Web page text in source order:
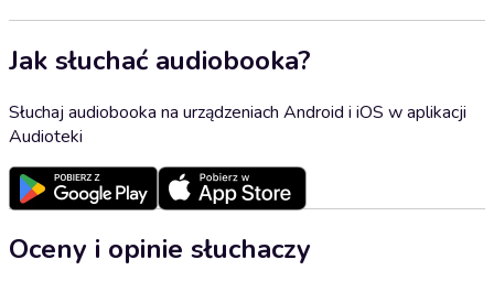
Jak słuchać audiobooka?
Słuchaj audiobooka na urządzeniach Android i iOS w aplikacji
Audioteki
Oceny i opinie słuchaczy